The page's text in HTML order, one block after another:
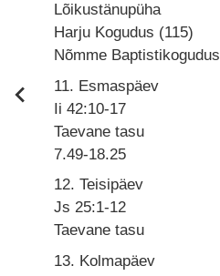
Lõikustänupüha
Harju Kogudus (115)
Nõmme Baptistikogudus
11. Esmaspäev
Ii 42:10-17
Taevane tasu
7.49-18.25
12. Teisipäev
Js 25:1-12
Taevane tasu
13. Kolmapäev